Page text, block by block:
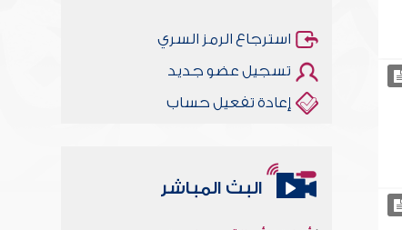
استرجاع الرمز السري
تسجيل عضو جديد
إعادة تفعيل حساب
البث المباشر
أخلاقنا أصالة ومعاصرة